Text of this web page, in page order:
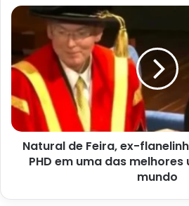
Natural
ex-
flanelinha
recebe
título
de
PHD
emNatural de Feira, ex-
PHD em uma das
mundo